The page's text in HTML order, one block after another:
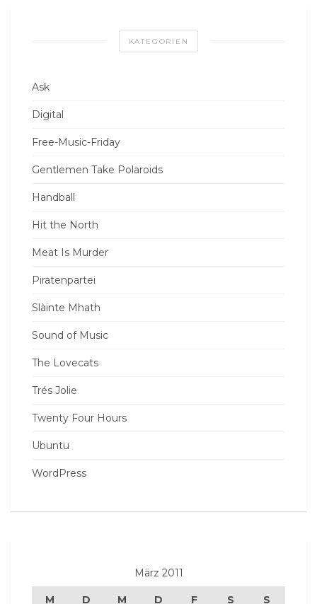
KATEGORIEN
Ask
Digital
Free-Music-Friday
Gentlemen Take Polaroids
Handball
Hit the North
Meat Is Murder
Piratenpartei
Slàinte Mhath
Sound of Music
The Lovecats
Trés Jolie
Twenty Four Hours
Ubuntu
WordPress
März 2011
M D M D F S S